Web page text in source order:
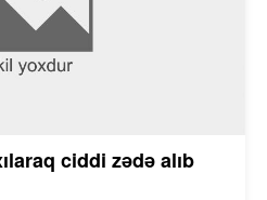
ciddi zədə alıb